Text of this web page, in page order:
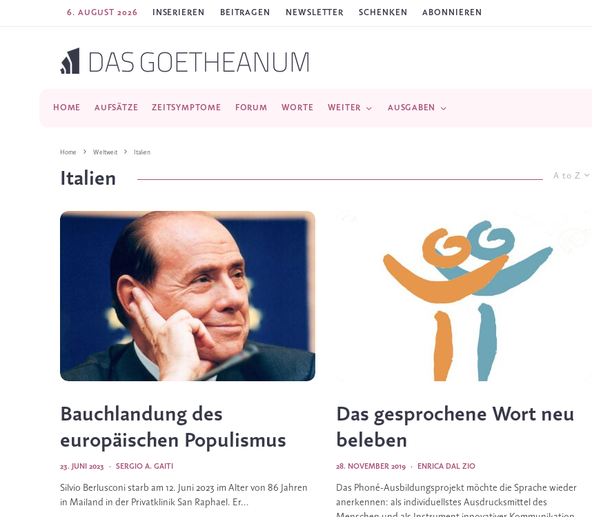
6. AUGUST 2026 INSERIEREN BEITRAGEN NEWSLETTER SCHENKEN ABONNIEREN
HOME AUFSÄTZE ZEITSYMPTOME FORUM WORTE WEITER AUSGABEN
Home Weltweit Italien
A to Z
Italien
Bauchlandung des
europäischen Populismus
SERGIO A. GAITI
·
23. JUNI 2023
Silvio Berlusconi starb am 12. Juni 2023 im Alter von 86 Jahren
in Mailand in der Privatklinik San Raphael. Er...
Das gesprochene Wort neu
beleben
ENRICA DAL ZIO
·
28. NOVEMBER 2019
Das Phoné-Ausbildungsprojekt möchte die Sprache wieder
anerkennen: als individuellstes Ausdrucksmittel des